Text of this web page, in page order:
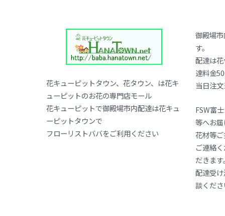
花キューピットタウン、花タウン、は花キ
ューピットのお花の専門店モール
花キューピットで御殿場市内配達は花キュ
ーピットタウンで
フローリストババをご利用ください
御殿場
す。
配達は
達料金
当日注
FSW富
等へお
花材等
ご連絡
だきます
配達受
談くだ